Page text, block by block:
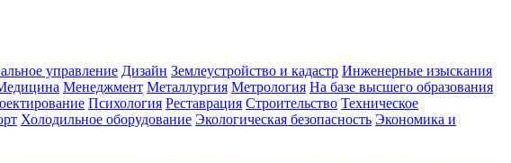
управление Дизайн Землеустройство и кадастр Инженерные изыскания
Менеджмент Металлургия Метрология На базе высшего образования
Психология Реставрация Строительство Техническое
Холодильное оборудование Экологическая безопасность Экономика и